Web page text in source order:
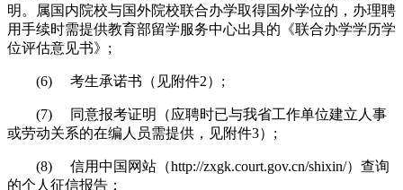
明。属国内院校与国外院校联合办学取得国外学位的，办理聘
用手续时需提供教育部留学服务中心出具的《联合办学学历学
位评估意见书》;
(6) 考生承诺书（见附件2）;
(7) 同意报考证明（应聘时已与我省工作单位建立人事
或劳动关系的在编人员需提供，见附件3）;
(8) 信用中国网站（http://zxgk.court.gov.cn/shixin/）查询
的个人征信报告；